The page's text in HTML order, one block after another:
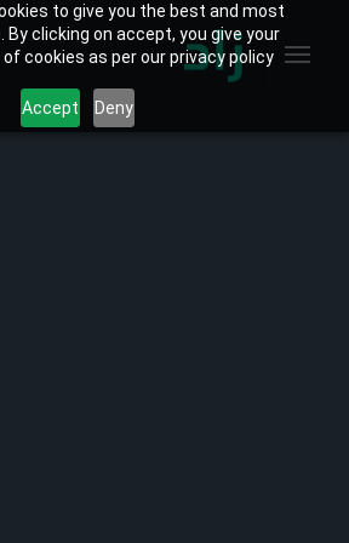
to give you the best and most
By clicking on accept, you give your
cookies as per our privacy policy.
Deny
Accept